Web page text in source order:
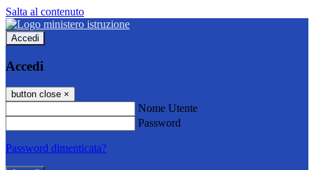
Salta al contenuto
Accedi
Accedi
button close ×
Nome Utente
Password
Password dimenticata?